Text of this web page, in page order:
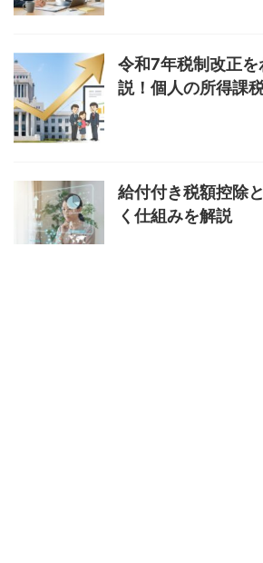
令和7年税制改正
説！個人の所得課
給付付き税額控除
く仕組みを解説